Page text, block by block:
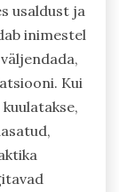
usaldust ja
inimestel
Kui